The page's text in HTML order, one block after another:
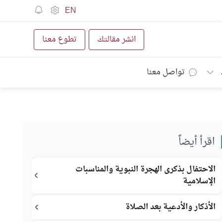
EN
انشر مقالتك تطوع معنا
تواصل معنا
اقرأ أيضاً
الاحتفال بذكرى الهجرة النبوية والمناسبات
الإسلامية
الأذكار والأدعية بعد الصلاة